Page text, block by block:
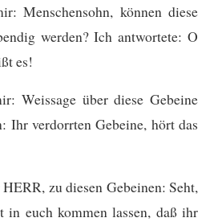
Menschensohn, können diese
werden? Ich antwortete: O
es!
Weissage über diese Gebeine
Ihr verdorrten Gebeine, hört das
zu diesen Gebeinen: Seht,
euch kommen lassen, daß ihr